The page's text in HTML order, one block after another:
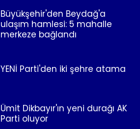
Büyükşehir'den Beydağ'a
ulaşım hamlesi: 5 mahalle
merkeze bağlandı
YENİ Parti'den iki şehre atama
Ümit Dikbayır'ın yeni durağı AK
Parti oluyor